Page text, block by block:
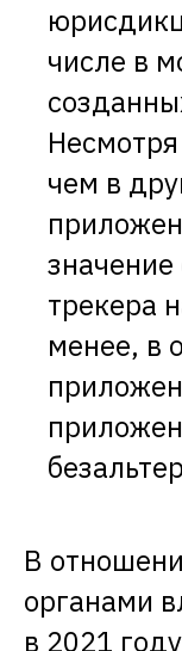
числе в
чем в
значение
трекера
менее, в
В
органами
в 2021